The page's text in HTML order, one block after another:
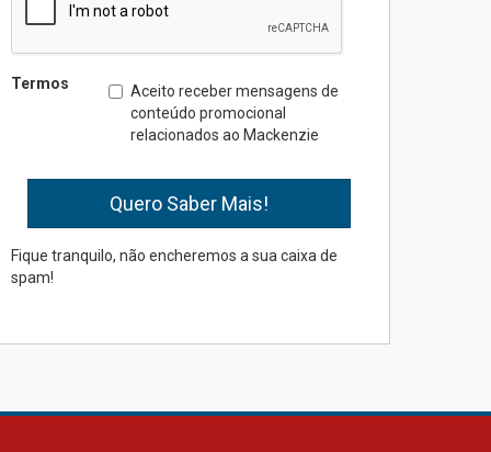
finalista do Prêmio Jabuti
com obra sobre ética e
arquitetura contemporânea
parcerias internacionais
03.08.2026
Termos
Aceito receber mensagens de
conteúdo promocional
relacionados ao Mackenzie
Fique tranquilo, não encheremos a sua caixa de
spam!